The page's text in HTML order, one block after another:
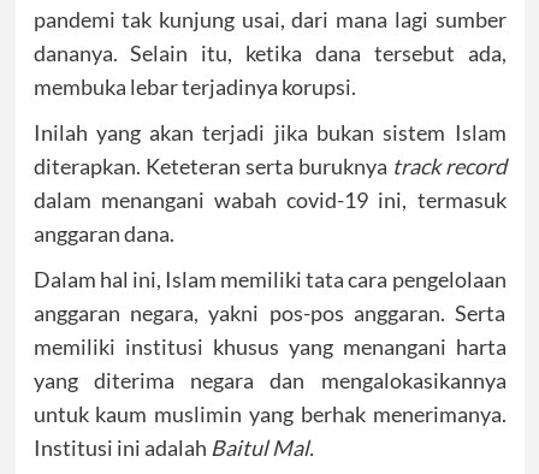
pandemi tak kunjung usai, dari mana lagi sumber
dananya. Selain itu, ketika dana tersebut ada,
membuka lebar terjadinya korupsi.
Inilah yang akan terjadi jika bukan sistem Islam
diterapkan. Keteteran serta buruknya track record
dalam menangani wabah covid-19 ini, termasuk
anggaran dana.
Dalam hal ini, Islam memiliki tata cara pengelolaan
anggaran negara, yakni pos-pos anggaran. Serta
memiliki institusi khusus yang menangani harta
yang diterima negara dan mengalokasikannya
untuk kaum muslimin yang berhak menerimanya.
Institusi ini adalah Baitul Mal.